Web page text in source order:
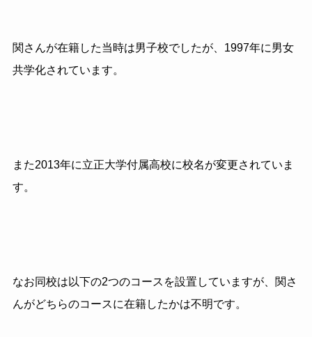
関さんが在籍した当時は男子校でしたが、1997年に男女
共学化されています。
また2013年に立正大学付属高校に校名が変更されていま
す。
なお同校は以下の2つのコースを設置していますが、関さ
んがどちらのコースに在籍したかは不明です。